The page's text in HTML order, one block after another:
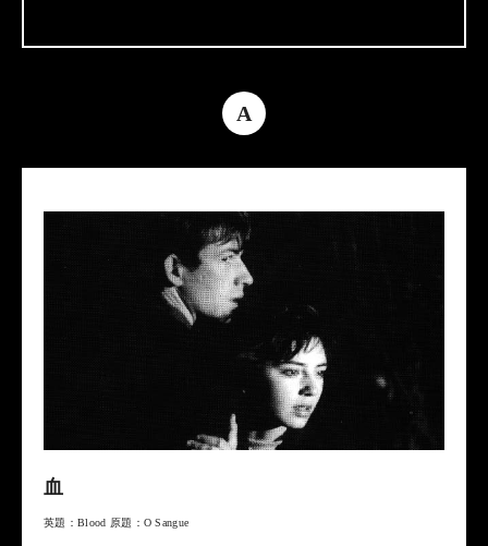
A
血
英題：Blood 原題：O Sangue